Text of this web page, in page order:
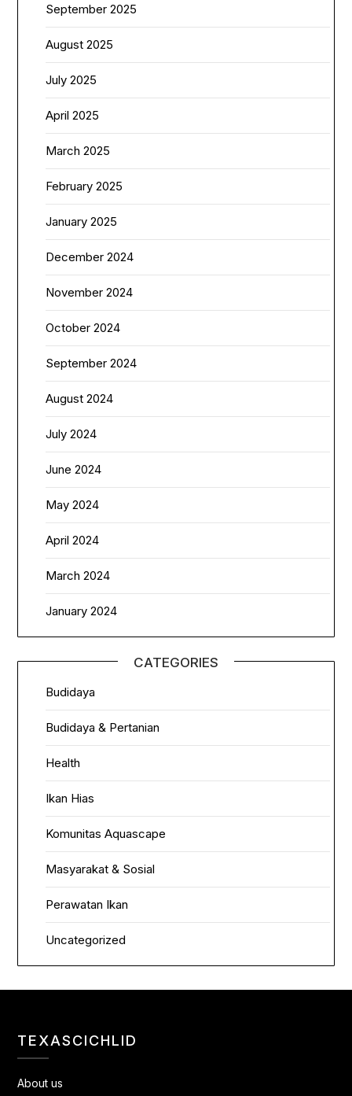
September 2025
August 2025
July 2025
April 2025
March 2025
February 2025
January 2025
December 2024
November 2024
October 2024
September 2024
August 2024
July 2024
June 2024
May 2024
April 2024
March 2024
January 2024
CATEGORIES
Budidaya
Budidaya & Pertanian
Health
Ikan Hias
Komunitas Aquascape
Masyarakat & Sosial
Perawatan Ikan
Uncategorized
TEXASCICHLID
About us